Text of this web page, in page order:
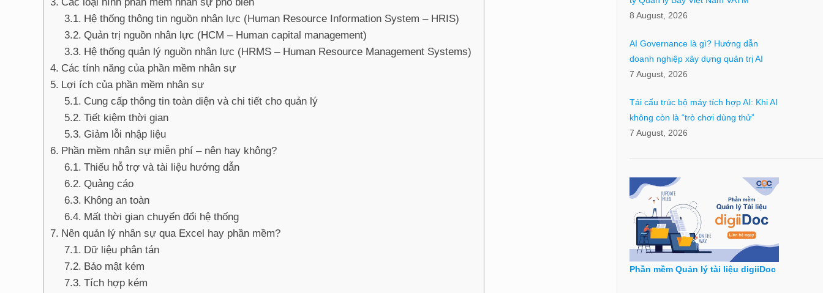
Hệ thống thông tin nguồn nhân lực (Human Resource Information System – HRIS)
Quản trị nguồn nhân lực (HCM – Human capital management)
Hệ thống quản lý nguồn nhân lực (HRMS – Human Resource Management Systems)
Các tính năng của phần mềm nhân sự
Lợi ích của phần mềm nhân sự
Cung cấp thông tin toàn diện và chi tiết cho quản lý
Tiết kiệm thời gian
Giảm lỗi nhập liệu
Phần mềm nhân sự miễn phí – nên hay không?
Thiếu hỗ trợ và tài liệu hướng dẫn
Quảng cáo
Không an toàn
Mất thời gian chuyển đổi hệ thống
Nên quản lý nhân sự qua Excel hay phần mềm?
Dữ liệu phân tán
Bảo mật kém
Tích hợp kém
8 August, 2026
AI Governance là gì? Hướng dẫn
doanh nghiệp xây dựng quản trị AI
7 August, 2026
Tái cấu trúc bộ máy tích hợp AI: Khi AI
không còn là “trò chơi dùng thử”
7 August, 2026
Phần mềm Quản lý tài liệu digiiDoc